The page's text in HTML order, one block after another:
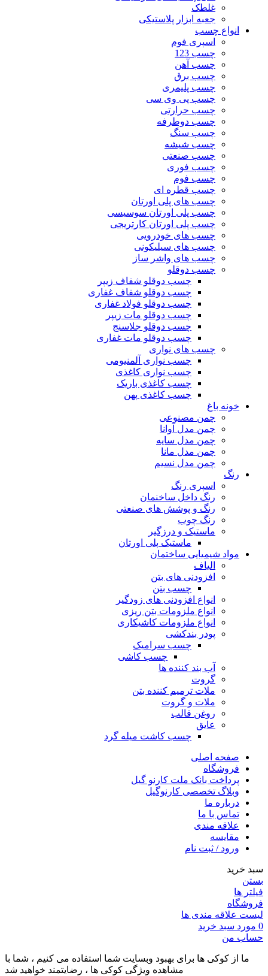
غلطک
جعبه ابزار پلاستیکی
انواع چسب
اسپری فوم
چسب 123
چسب آهن
چسب برق
چسب پلیمری
چسب پی وی سی
چسب حرارتی
چسب دوطرفه
چسب سنگ
چسب شیشه
چسب صنعتی
چسب فوری
چسب فوم
چسب قطره ای
چسب های پلی اورتان
چسب پلی اورتان سوسیسی
چسب پلی اورتان کارتریجی
چسب های خودرویی
چسب های سیلیکونی
چسب های واشر ساز
چسب دوقلو
چسب دوقلو شفاف زیپر
چسب دوقلو شفاف غفاری
چسب دوقلو فولاد غفاری
چسب دوقلو مات زیپر
چسب دوقلو جلاسنج
چسب دوقلو مات غفاری
چسب های نواری
چسب نواری آلمنیومی
چسب نواری کاغذی
چسب کاغذی باریک
چسب کاغذی پهن
خونه باغ
چمن مصنوعی
چمن مدل آوانا
چمن مدل سایه
چمن مدل مانا
چمن مدل نسیم
رنگ
اسپری رنگ
رنگ داخل ساخنمان
رنگ و پوشش های صنعتی
رنگ چوب
ماستیک و درزگیر
ماستیک پلی اورتان
مواد شیمیایی ساختمان
الیاف
افزودنی های بتن
چسب بتن
انواع افزودنی های زودگیر
انواع ملزومات بتن ریزی
انواع ملزومات کاشیکاری
پودر بندکشی
چسب سرامیک
چسب کاشی
آب بند کننده ها
گروت
ملات ترمیم کننده بتن
ملات و گروت
روغن قالب
عایق
چسب کاشت میله گرد
صفحه اصلی
فروشگاه
پرداخت بانک ملت کارنو گیل
وبلاگ تخصصی کارنوگیل
درباره ما
تماس با ما
علاقه مندی
مقايسه
ورود / ثبت نام
سبد خرید
بستن
فیلتر ها
فروشگاه
لیست علاقه مندی ها
0 مورد سبد خرید
حساب من
ما از کوکی ها برای بهبود وبسایت شما استفاده می کنیم ، شما با
مشاهده ویژگی کوکی ها ، رضایتمند خواهید شد